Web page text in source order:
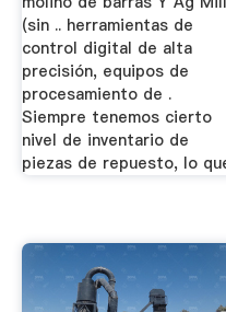
(sin .. herramientas de
control digital de alta
precisión, equipos de
procesamiento de .
Siempre tenemos cierto
nivel de inventario de
piezas de repuesto, lo